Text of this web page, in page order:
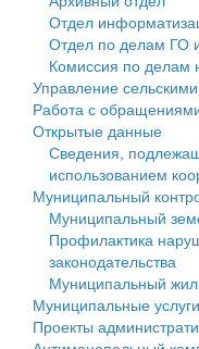
Социальная защита
Фотоальбом
Муниципальные
Проекты
Антимонопольный
Противодействие
Информационная
среднего
Муниципальные
Контрольно-счетная
Персональные
Оценка
Деятельность МУ
Нормативы
Отдел
Отдел по делам ГО
Комиссия по делам
Управление
Работа с
Открытые данные
Сведения,
использованием
Муниципальный
Муниципальный
Профилактика
законодательства
Муниципальный
Муниципальные услуги
Проекты